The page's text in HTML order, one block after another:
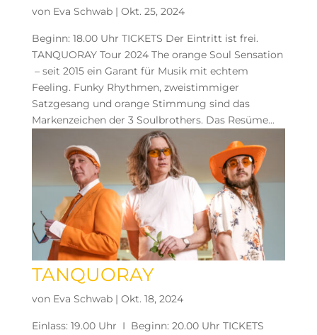
von Eva Schwab| Okt. 25, 2024
Beginn: 18.00 Uhr TICKETS Der Eintritt ist frei.
TANQUORAY Tour 2024 The orange Soul Sensation
– seit 2015 ein Garant für Musik mit echtem
Feeling. Funky Rhythmen, zweistimmiger
Satzgesang und orange Stimmung sind das
Markenzeichen der 3 Soulbrothers. Das Resüme...
TANQUORAY
von Eva Schwab| Okt. 18, 2024
Einlass: 19.00 Uhr I Beginn: 20.00 Uhr TICKETS